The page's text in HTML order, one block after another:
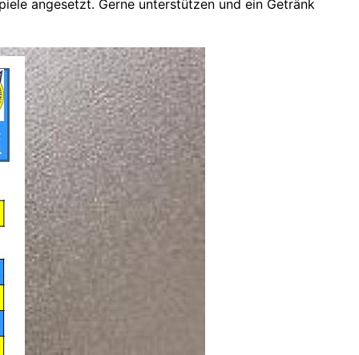
angesetzt. Gerne unterstützen und ein Getränk